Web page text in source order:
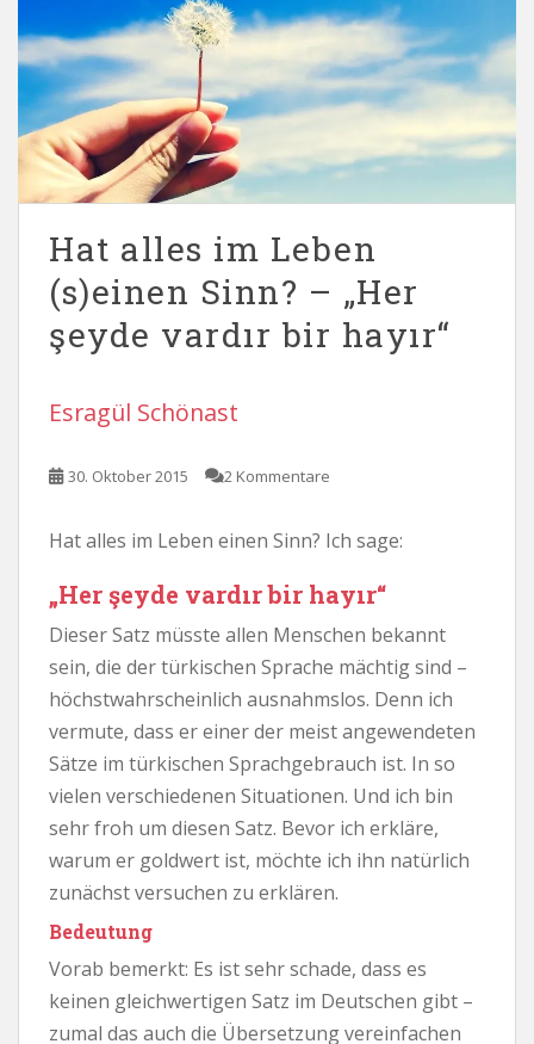
Hat alles im Leben
(s)einen Sinn? – „Her
şeyde vardır bir hayır“
Esragül Schönast
30. Oktober 2015 2 Kommentare
Hat alles im Leben einen Sinn? Ich sage:
„Her şeyde vardır bir hayır“
Dieser Satz müsste allen Menschen bekannt
sein, die der türkischen Sprache mächtig sind –
höchstwahrscheinlich ausnahmslos. Denn ich
vermute, dass er einer der meist angewendeten
Sätze im türkischen Sprachgebrauch ist. In so
vielen verschiedenen Situationen. Und ich bin
sehr froh um diesen Satz. Bevor ich erkläre,
warum er goldwert ist, möchte ich ihn natürlich
zunächst versuchen zu erklären.
Bedeutung
Vorab bemerkt: Es ist sehr schade, dass es
keinen gleichwertigen Satz im Deutschen gibt –
zumal das auch die Übersetzung vereinfachen